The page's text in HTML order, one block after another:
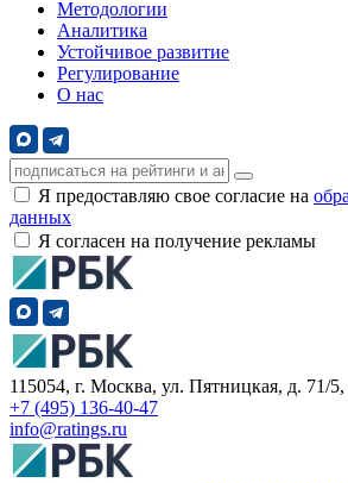
Методологии
Аналитика
Устойчивое развитие
Регулирование
О нас
Я предоставляю свое согласие на
данных
Я согласен на получение рекламы
115054, г. Москва, ул. Пятницкая, д. 71/5,
+7 (495) 136-40-47
info@ratings.ru